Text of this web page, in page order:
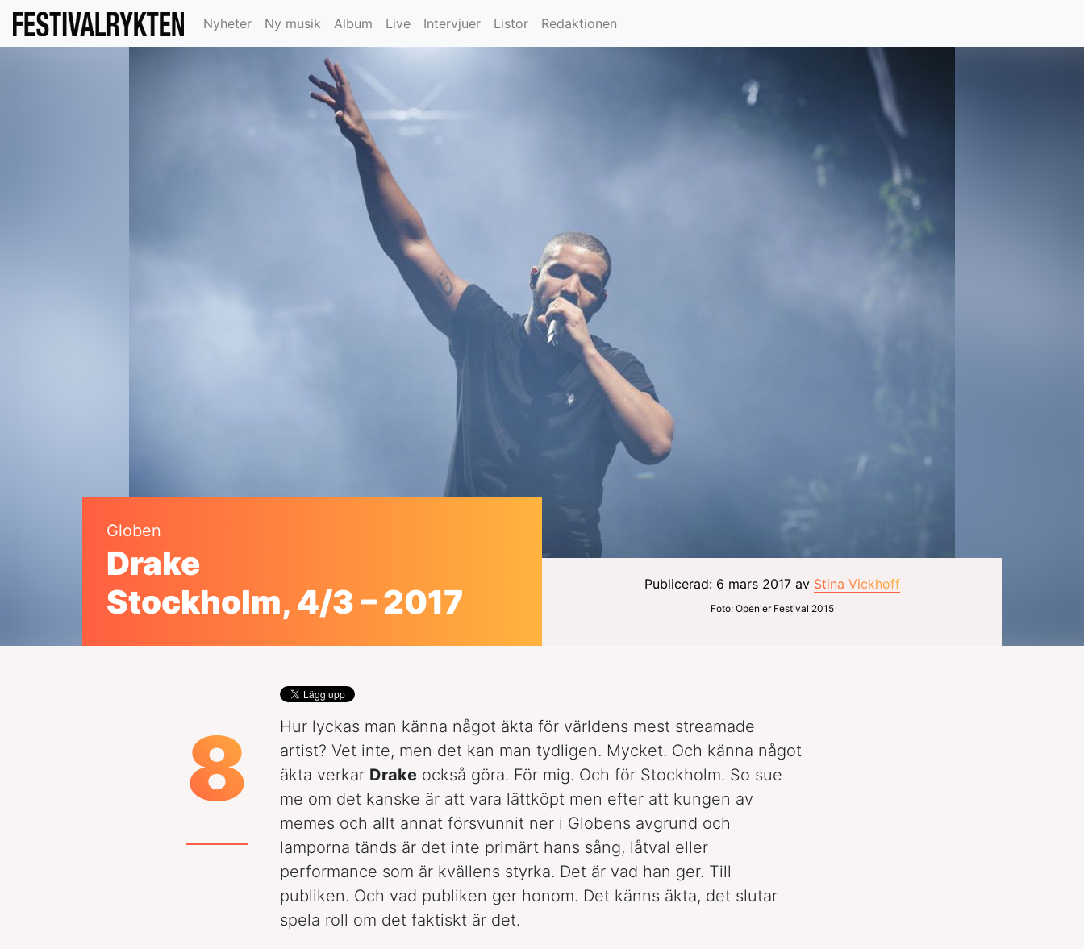
Nyheter Ny musik Album Live Intervjuer Listor Redaktionen
Globen
Drake
Stockholm, 4/3 – 2017
Publicerad: 6 mars 2017 av Stina Vickhoff
Foto: Open'er Festival 2015
8
Hur lyckas man känna något äkta för världens mest streamade
artist? Vet inte, men det kan man tydligen. Mycket. Och känna något
äkta verkar Drake också göra. För mig. Och för Stockholm. So sue
me om det kanske är att vara lättköpt men efter att kungen av
memes och allt annat försvunnit ner i Globens avgrund och
lamporna tänds är det inte primärt hans sång, låtval eller
performance som är kvällens styrka. Det är vad han ger. Till
publiken. Och vad publiken ger honom. Det känns äkta, det slutar
spela roll om det faktiskt är det.